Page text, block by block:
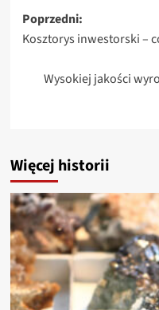
Zobacz
wpisy
Poprzedni:
Kosztorys inwestorski –
Wysokiej jakości
Więcej historii